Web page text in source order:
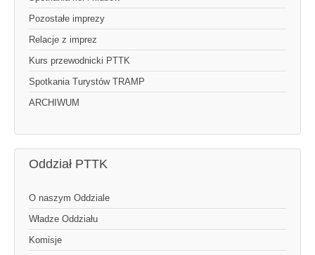
Pozostałe imprezy
Relacje z imprez
Kurs przewodnicki PTTK
Spotkania Turystów TRAMP
ARCHIWUM
Oddział PTTK
O naszym Oddziale
Władze Oddziału
Komisje